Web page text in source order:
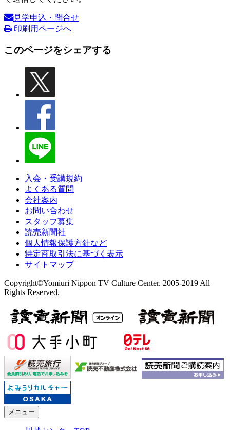
見学申込・問合せ
印刷用ページへ
このページをシェアする
入会・受講規約
よくある質問
会社案内
お問い合わせ
スタッフ募集
読売新聞社
個人情報保護方針など
特定商取引法に基づく表示
サイトマップ
Copyright©Yomiuri Nippon TV Culture Center. 2005-2019 All
Rights Reserved.
メニュー